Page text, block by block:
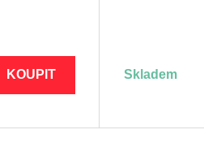
KOUPIT skladem